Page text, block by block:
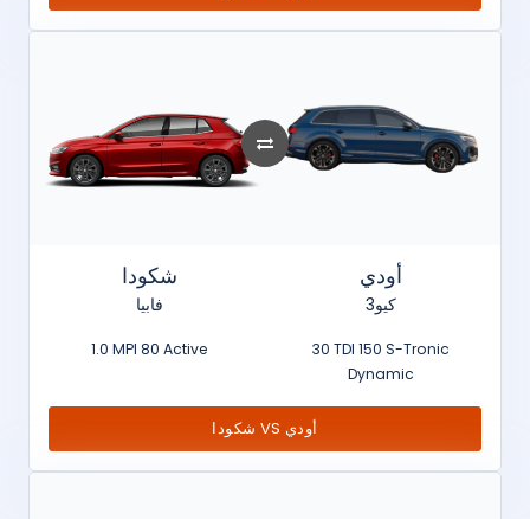
شكودا
فابيا
1.0 MPI 80 Active
أودي
كيو3
30 TDI 150 S-Tronic
Dynamic
شكودا VS أودي